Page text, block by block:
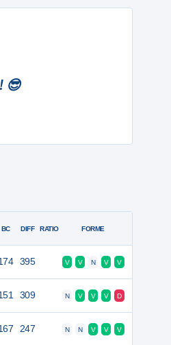
😎
BC DIFF RATIO FORME
395 V V N V V
309 N V V V D
247 N N V V V